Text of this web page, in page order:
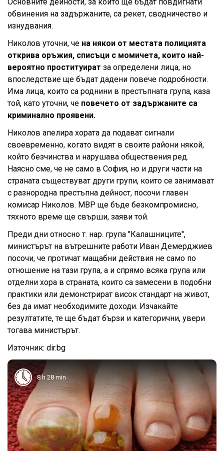
обвинения на задържаните, са рекет, сводничество и
изнудвания.
Николов уточни, че на някои от местата полицията
открива оръжия, списъци с момичета, които най-
вероятно проституират за определени лица, но
впоследствие ще бъдат дадени повече подробности.
Има лица, които са роднини в престъпната група, каза
той, като уточни, че повечето от задържаните са
криминално проявени.
Николов апелира хората да подават сигнали
своевременно, когато видят в своите райони някой,
който безчинства и нарушава обществения ред.
Наясно сме, че не само в София, но и други части на
страната съществуват други групи, които се занимават
с разнородна престъпна дейност, посочи главен
комисар Николов. МВР ще бъде безкомпромисно,
тяхното време ще свърши, заяви той.
Преди дни относно т. нар. група "Калашниците",
министърът на вътрешните работи Иван Демерджиев
посочи, че протичат мащабни действия не само по
отношение на тази група, а и спрямо всяка група или
отделни хора в страната, които са замесени в подобни
практики или демонстрират висок стандарт на живот,
без да имат необходимите доходи. Изчакайте
резултатите, те ще бъдат бързи и категорични, увери
тогава министърът.
Източник: dir.bg
8 h 28 min